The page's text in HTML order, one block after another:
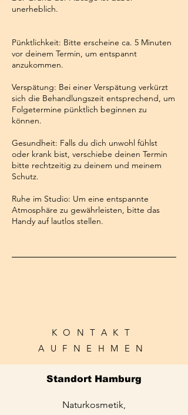
unerheblich.
Pünktlichkeit: Bitte erscheine ca. 5 Minuten
vor deinem Termin, um entspannt
anzukommen.
Verspätung: Bei einer Verspätung verkürzt
sich die Behandlungszeit entsprechend, um
Folgetermine pünktlich beginnen zu
können.
Gesundheit: Falls du dich unwohl fühlst
oder krank bist, verschiebe deinen Termin
bitte rechtzeitig zu deinem und meinem
Schutz.
Ruhe im Studio: Um eine entspannte
Atmosphäre zu gewährleisten, bitte das
Handy auf lautlos stellen.
KONTAKT
AUFNEHMEN
Standort Hamburg
Naturkosmetik,